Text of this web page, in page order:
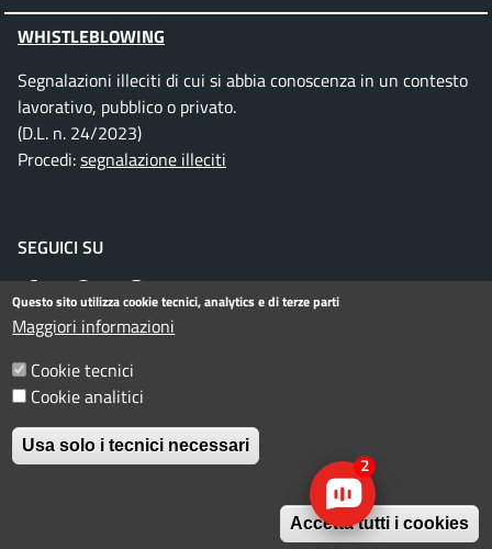
WHISTLEBLOWING
Segnalazioni illeciti di cui si abbia conoscenza in un contesto
lavorativo, pubblico o privato.
(D.L. n. 24/2023)
Procedi:segnalazione illeciti
SEGUICI SU
Facebook
Instagram
Telegram
TwitterWhatsApp
YouTube
Menu piè di pagina
Informativa privacy
© Comune di Rimini. Tutti i diritti riservati.
Questo sito utilizza cookie tecnici, analytics e di terze parti
Maggiori informazioni
Cookie tecnici
Cookie analitici
Usa solo i tecnici necessari
Accetta tutti i cookies
2